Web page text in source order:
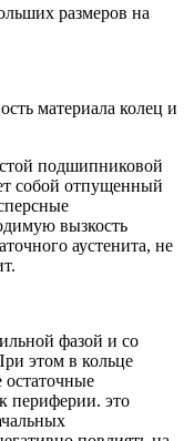
размеров на
материала колец и
подшипниковой
собой отпущенный
вызкость
аустенита, не
фазой и со
этом в кольце
периферии. это